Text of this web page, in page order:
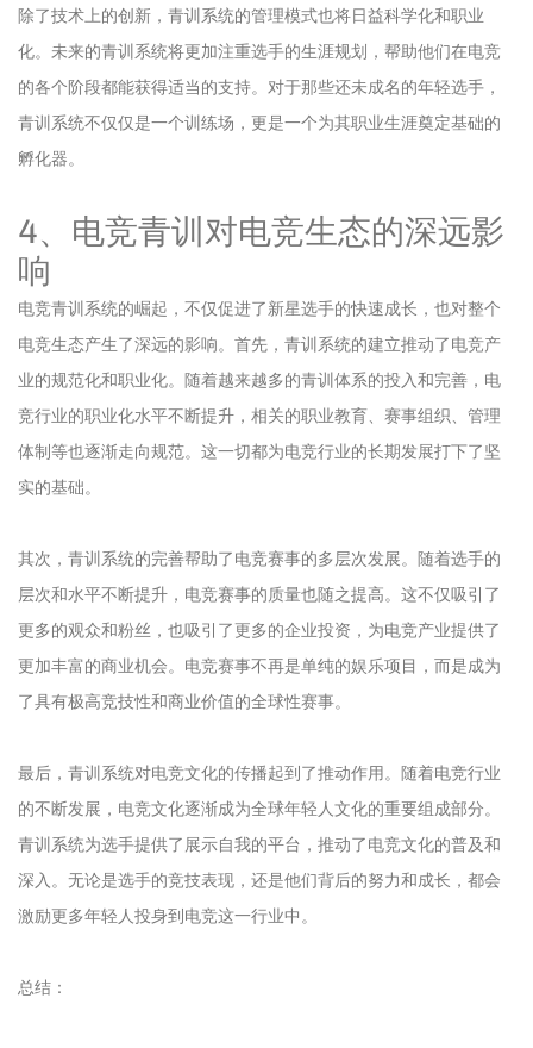
除了技术上的创新，青训系统的管理模式也将日益科学化和职业
化。未来的青训系统将更加注重选手的生涯规划，帮助他们在电竞
的各个阶段都能获得适当的支持。对于那些还未成名的年轻选手，
青训系统不仅仅是一个训练场，更是一个为其职业生涯奠定基础的
孵化器。
4、电竞青训对电竞生态的深远影
响
电竞青训系统的崛起，不仅促进了新星选手的快速成长，也对整个
电竞生态产生了深远的影响。首先，青训系统的建立推动了电竞产
业的规范化和职业化。随着越来越多的青训体系的投入和完善，电
竞行业的职业化水平不断提升，相关的职业教育、赛事组织、管理
体制等也逐渐走向规范。这一切都为电竞行业的长期发展打下了坚
实的基础。
其次，青训系统的完善帮助了电竞赛事的多层次发展。随着选手的
层次和水平不断提升，电竞赛事的质量也随之提高。这不仅吸引了
更多的观众和粉丝，也吸引了更多的企业投资，为电竞产业提供了
更加丰富的商业机会。电竞赛事不再是单纯的娱乐项目，而是成为
了具有极高竞技性和商业价值的全球性赛事。
最后，青训系统对电竞文化的传播起到了推动作用。随着电竞行业
的不断发展，电竞文化逐渐成为全球年轻人文化的重要组成部分。
青训系统为选手提供了展示自我的平台，推动了电竞文化的普及和
深入。无论是选手的竞技表现，还是他们背后的努力和成长，都会
激励更多年轻人投身到电竞这一行业中。
总结：